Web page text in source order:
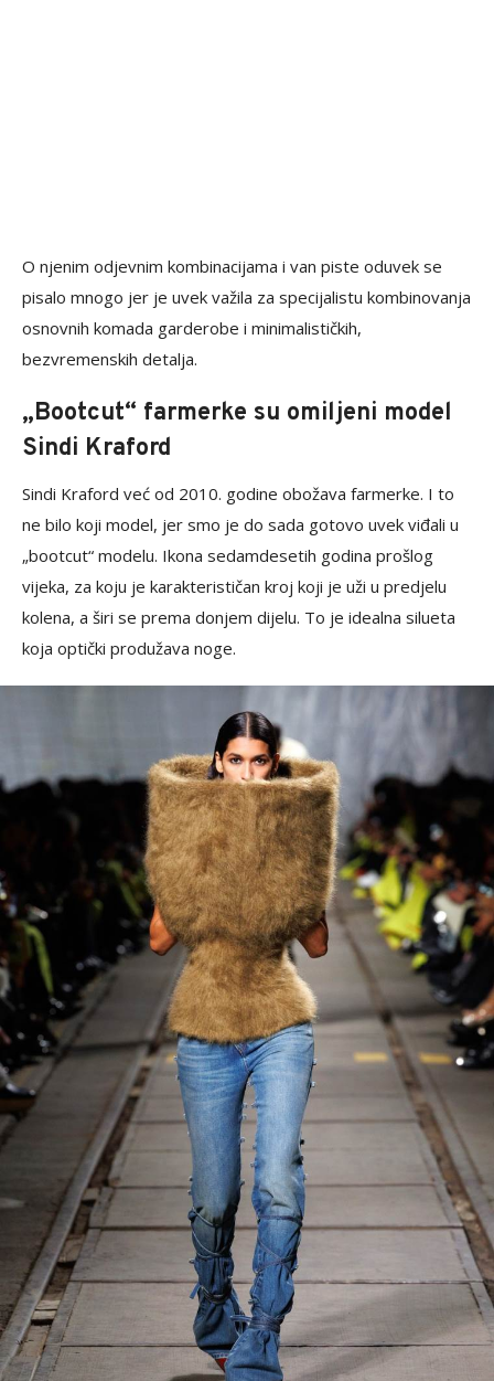
O njenim odjevnim kombinacijama i van piste oduvek se
pisalo mnogo jer je uvek važila za specijalistu kombinovanja
osnovnih komada garderobe i minimalističkih,
bezvremenskih detalja.
„Bootcut“ farmerke su omiljeni model
Sindi Kraford
Sindi Kraford već od 2010. godine obožava farmerke. I to
ne bilo koji model, jer smo je do sada gotovo uvek viđali u
„bootcut“ modelu. Ikona sedamdesetih godina prošlog
vijeka, za koju je karakterističan kroj koji je uži u predjelu
kolena, a širi se prema donjem dijelu. To je idealna silueta
koja optički produžava noge.